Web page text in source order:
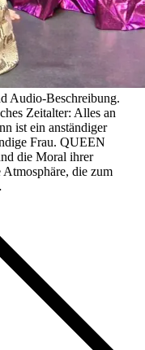
Audio-Beschreibung.
Zeitalter: Alles an
ist ein anständiger
Frau. QUEEN
die Moral ihrer
die zum